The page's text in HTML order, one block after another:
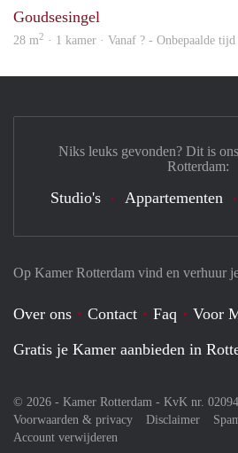
Goudsesingel
28 m2 · 1 kamer · Vanaf ? - Onbepaalde tijd
Op Kamer Rotterdam vind en verhuur
Over ons Contact Faq Voor
Gratis je Kamer aanbieden in
© 2026 - Kamer Rotterdam - KvK nr.
Voorwaarden & privacy
Disclaimer
Account verwijderen
Niks leuks gevonden? Dit is
Rotterdam:
Studio's Appartementen